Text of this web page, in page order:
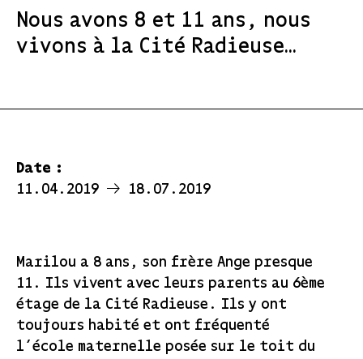
Nous avons 8 et 11 ans, nous
vivons à la Cité Radieuse…
Date :
11.04.2019
18.07.2019
Marilou a 8 ans, son frère Ange presque
11. Ils vivent avec leurs parents au 6ème
étage de la Cité Radieuse. Ils y ont
toujours habité et ont fréquenté
l’école maternelle posée sur le toit du